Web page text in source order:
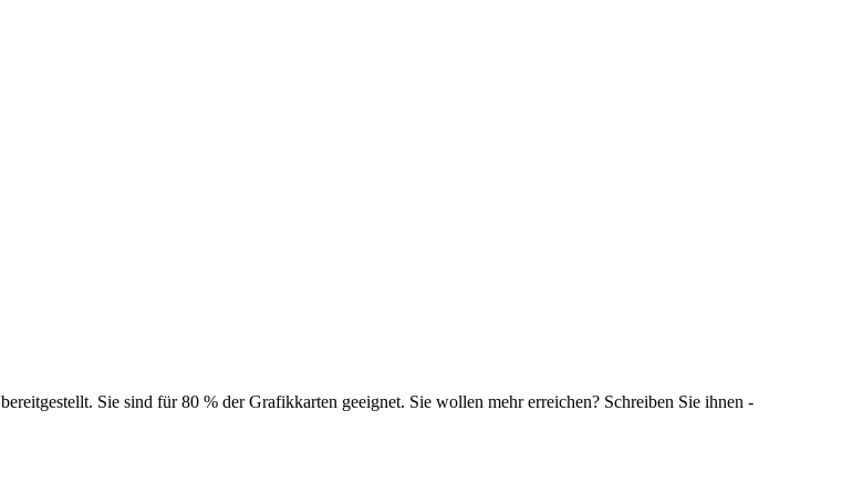
bereitgestellt. Sie sind für 80 % der Grafikkarten geeignet. Sie wollen mehr erreichen? Schreiben Sie ihnen -